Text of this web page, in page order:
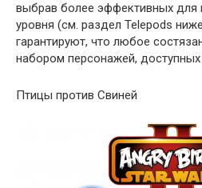
выбрав более эффективных для
уровня (см. раздел Telepods
гарантируют, что любое
набором персонажей,
Птицы против Свиней